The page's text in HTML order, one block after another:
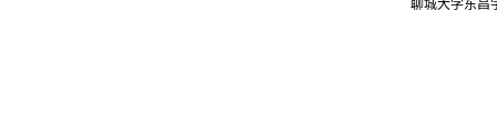
聊城大学东昌